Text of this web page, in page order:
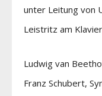
unter Leitung von
Leistritz am
Ludwig van
Franz Schubert,